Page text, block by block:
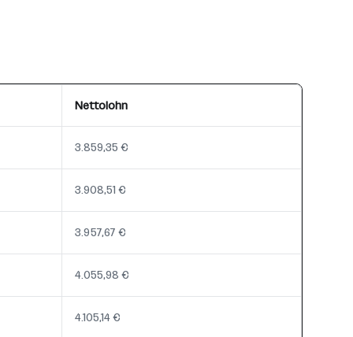
Nettolohn
3.859,35 €
3.908,51 €
3.957,67 €
4.055,98 €
4.105,14 €